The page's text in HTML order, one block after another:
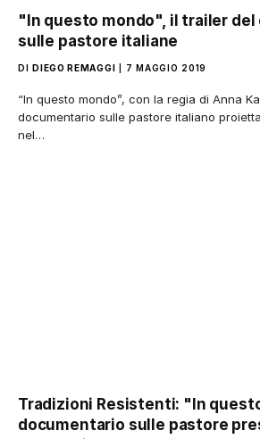
"In questo mondo", il trailer
sulle pastore italiane
DI DIEGO REMAGGI 7 MAGGIO 2019
“In questo mondo”, con la regia di Anna
documentario sulle pastore italiano
nel…
Tradizioni Resistenti: "In
documentario sulle pastore